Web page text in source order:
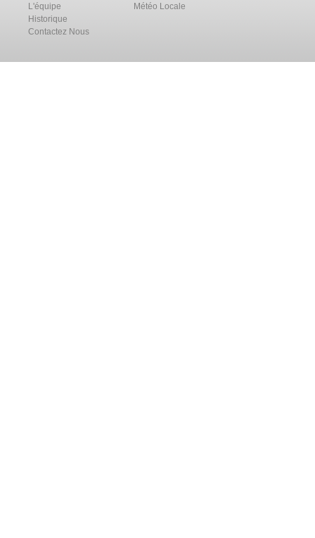
L'équipe
Historique
Contactez Nous
Météo Locale